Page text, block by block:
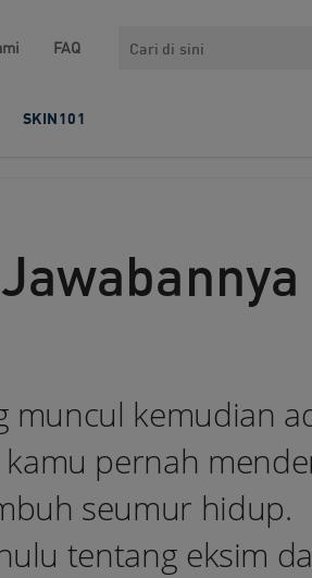
FAQ Search
SKIN101
muncul kemudian
pernah
seumur hidup.
tentang eksim